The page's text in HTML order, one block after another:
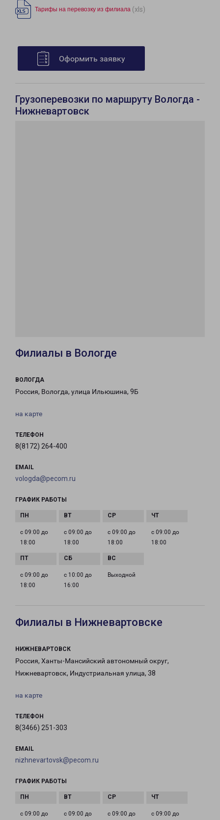
Тарифы на перевозку из филиала (xls)
Оформить заявку
Грузоперевозки по маршруту Вологда -
Нижневартовск
Филиалы в Вологде
ВОЛОГДА
Россия, Вологда, улица Ильюшина, 9Б
на карте
ТЕЛЕФОН
8(8172) 264-400
EMAIL
vologda@pecom.ru
ГРАФИК РАБОТЫ
с 09:00 до
18:00
с 09:00 до
18:00
с 09:00 до
18:00
с 09:00 до
18:00
с 09:00 до
18:00
с 10:00 до
16:00
Выходной
Филиалы в Нижневартовске
НИЖНЕВАРТОВСК
Россия, Ханты-Мансийский автономный округ,
Нижневартовск, Индустриальная улица, 38
на карте
ТЕЛЕФОН
8(3466) 251-303
EMAIL
nizhnevartovsk@pecom.ru
ГРАФИК РАБОТЫ
с 09:00 до с 09:00 до с 09:00 до с 09:00 до